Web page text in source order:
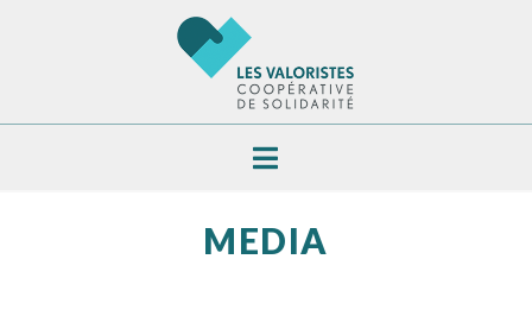
Navigation
MEDIA